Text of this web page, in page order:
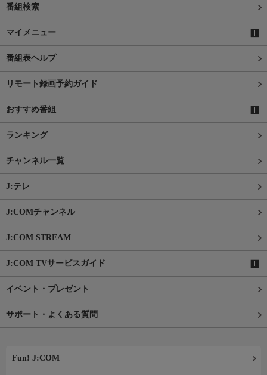
番組検索
マイメニュー
番組表ヘルプ
リモート録画予約ガイド
おすすめ番組
ランキング
チャンネル一覧
J:テレ
J:COMチャンネル
J:COM STREAM
J:COM TVサービスガイド
イベント・プレゼント
サポート・よくある質問
Fun! J:COM